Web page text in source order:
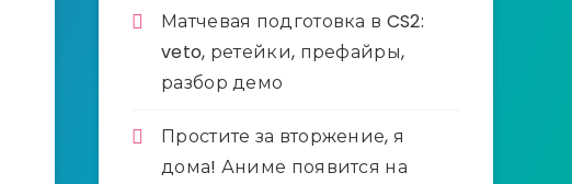
Матчевая подготовка в CS2:
veto, ретейки, префайры,
разбор демо
Простите за вторжение, я
дома! Аниме появится на